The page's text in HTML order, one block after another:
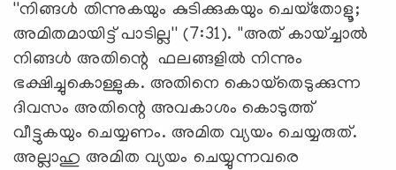
''നിങ്ങള്‍ തിന്നുകയും കുടിക്കുകയും ചെയ്‌തോളൂ;
അമിതമായിട്ട് പാടില്ല'' (7:31). ''അത് കായ്ച്ചാല്‍
നിങ്ങള്‍ അതിന്റെ ഫലങ്ങളില്‍ നിന്നും
ഭക്ഷിച്ചുകൊള്ളുക. അതിനെ കൊയ്‌തെടുക്കുന്ന
ദിവസം അതിന്റെ അവകാശം കൊടുത്ത്
വീട്ടുകയും ചെയ്യണം. അമിത വ്യയം ചെയ്യരുത്.
അല്ലാഹു അമിത വ്യയം ചെയ്യുന്നവരെ